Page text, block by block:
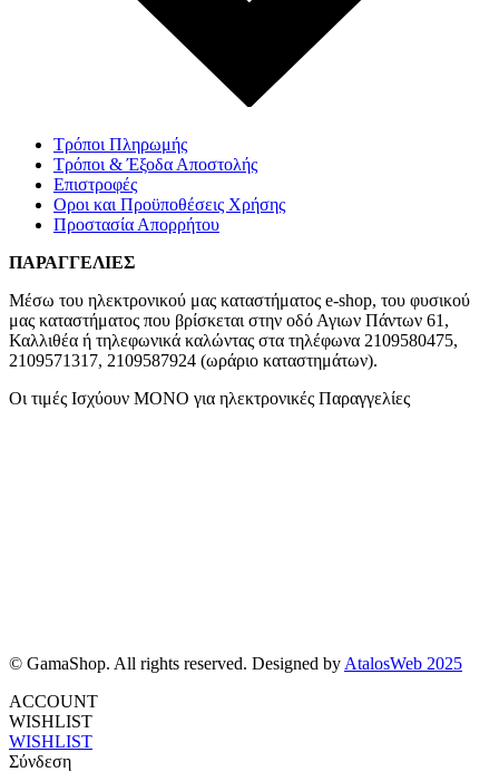
Τρόποι Πληρωμής
Τρόποι & Έξοδα Αποστολής
Επιστροφές
Οροι και Προϋποθέσεις Χρήσης
Προστασία Απορρήτου
ΠΑΡΑΓΓΕΛΙΕΣ
Μέσω του ηλεκτρονικού μας καταστήματος e-shop, του φυσικού
μας καταστήματος που βρίσκεται στην οδό Αγιων Πάντων 61,
Καλλιθέα ή τηλεφωνικά καλώντας στα τηλέφωνα 2109580475,
2109571317, 2109587924 (ωράριο καταστημάτων).
Οι τιμές Ισχύουν ΜΟΝΟ για ηλεκτρονικές Παραγγελίες
© GamaShop. All rights reserved. Designed by AtalosWeb 2025
ACCOUNT
WISHLIST
WISHLIST
Σύνδεση